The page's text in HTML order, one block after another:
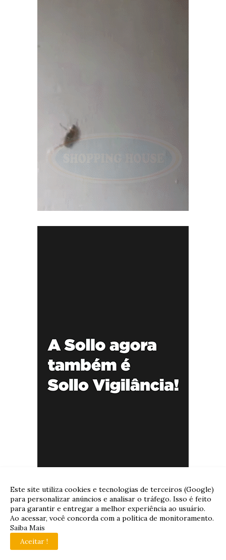
Este site utiliza cookies e tecnologias de terceiros (Google)
para personalizar anúncios e analisar o tráfego. Isso é feito
para garantir e entregar a melhor experiência ao usuário.
Ao acessar, você concorda com a política de monitoramento.
Saiba Mais
Aceitar !